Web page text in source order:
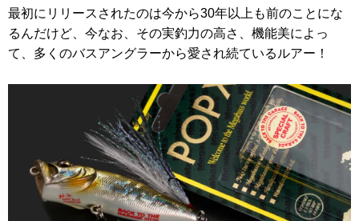
最初にリリースされたのは今から30年以上も前のことにな
るんだけど、今なお、その実釣力の高さ、機能美によっ
て、多くのバスアングラーから愛され続ているルアー！